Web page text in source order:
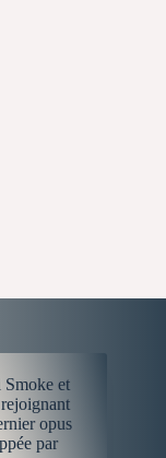
Smoke et
opus
par